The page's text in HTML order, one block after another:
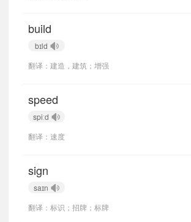
build
bɪld
翻译：建造，建筑；增强
speed
spiːd
翻译：速度
sign
saɪn
翻译：标识；招牌；标牌